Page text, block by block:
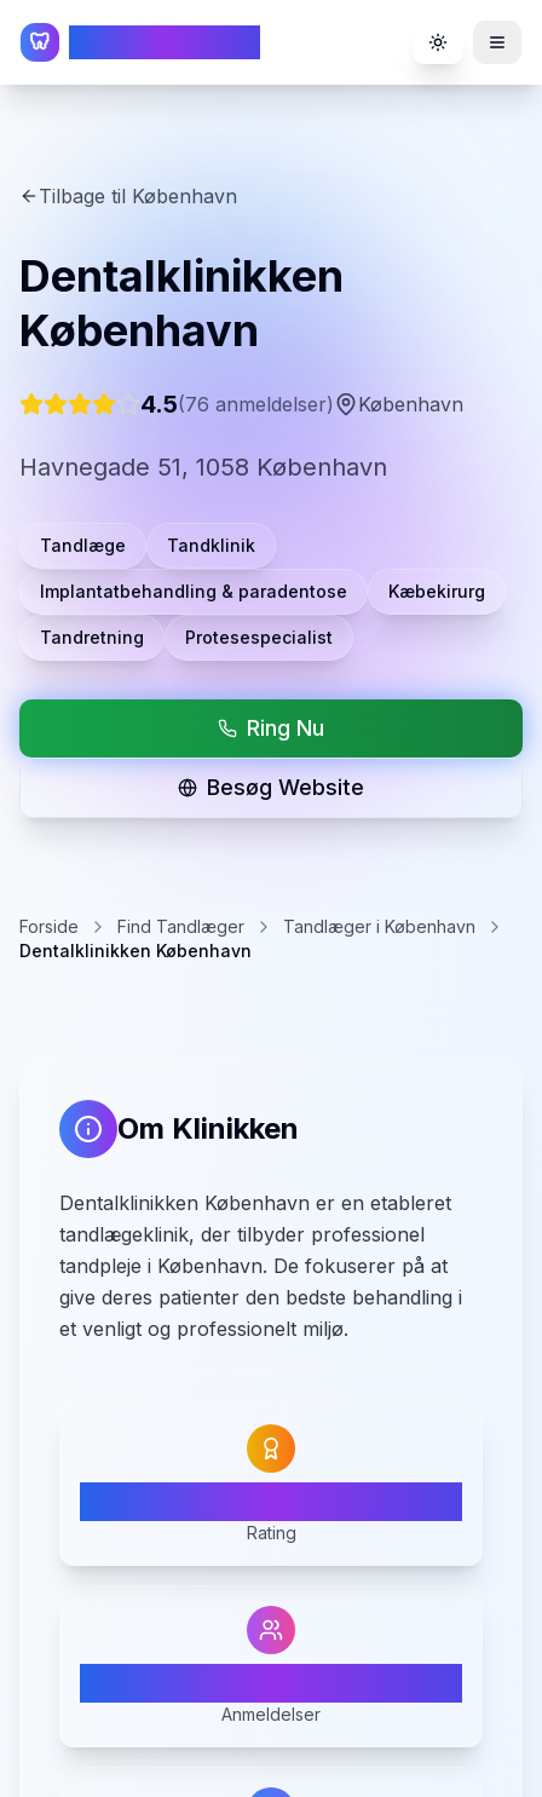
🦷 Toggle
Tilbage til København
Dentalklinikken
København
4.5(76 anmeldelser) København
Havnegade 51, 1058 København
Tandlæge Tandklinik
Implantatbehandling & paradentose Kæbekirurg
Tandretning Protesespecialist
Ring Nu
Besøg Website
Forside Find Tandlæger
Tandlæger i København
Dentalklinikken København
Om Klinikken
Dentalklinikken København er en etableret
tandlægeklinik, der tilbyder professionel
tandpleje i København. De fokuserer på at
give deres patienter den bedste behandling i
et venligt og professionelt miljø.
Rating
Anmeldelser